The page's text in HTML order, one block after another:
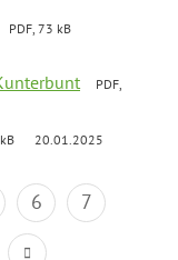
PDF, 73 kB
PDF,
20.01.2025
6
7